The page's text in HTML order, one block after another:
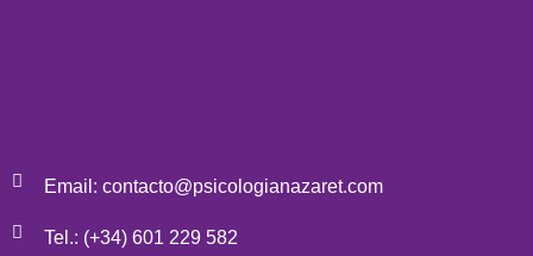
Email: contacto@psicologianazaret.com
Tel.: (+34) 601 229 582